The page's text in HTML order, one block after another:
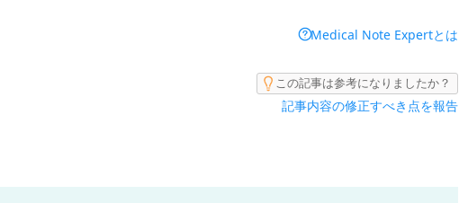
Medical Note Expertとは
この記事は参考になりましたか？
記事内容の修正すべき点を報告